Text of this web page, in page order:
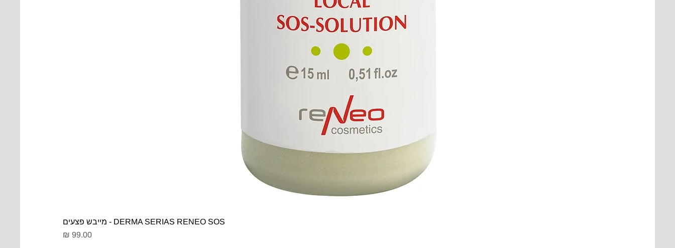
DERMA SERIAS RENEO SOS - מייבש פצעים
מחיר